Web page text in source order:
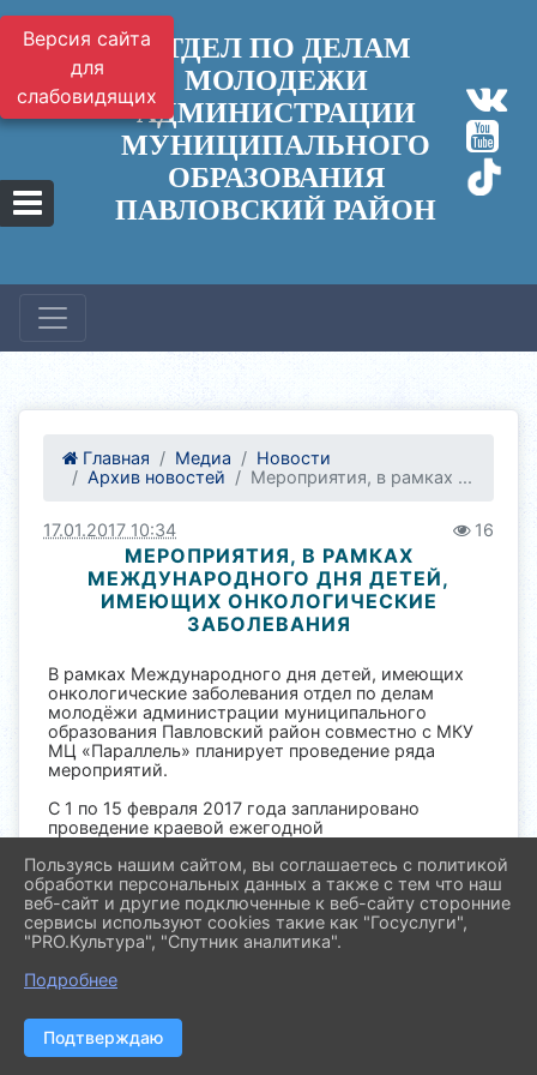
Версия сайта
для
слабовидящих
ОТДЕЛ ПО ДЕЛАМ
МОЛОДЕЖИ
АДМИНИСТРАЦИИ
МУНИЦИПАЛЬНОГО
ОБРАЗОВАНИЯ
ПАВЛОВСКИЙ РАЙОН
Главная Медиа
Новости
Архив новостей
Мероприятия, в рамках ...
17.01.2017 10:34 16
МЕРОПРИЯТИЯ, В РАМКАХ
МЕЖДУНАРОДНОГО ДНЯ ДЕТЕЙ,
ИМЕЮЩИХ ОНКОЛОГИЧЕСКИЕ
ЗАБОЛЕВАНИЯ
В рамках Международного дня детей, имеющих
онкологические заболевания отдел по делам
молодёжи администрации муниципального
образования Павловский район совместно с МКУ
МЦ «Параллель» планирует проведение ряда
мероприятий.
С 1 по 15 февраля 2017 года запланировано
проведение краевой ежегодной
рамках в школах, клубах по месту жительства
добровольцами (волонтёрами) будут проводиться
творческие занятия по изготовлению объёмного
красного сердца-оригами.
местах нашего района будет организован сбор
онкозаболеваниями. Каждый, кто внесёт
денежные средства, получит красное сердце-
оригами, символизирующее жизнь. Собранные
Пользуясь нашим сайтом, вы соглашаетесь с политикой
обработки персональных данных а также с тем что наш
веб-сайт и другие подключенные к веб-сайту сторонние
сервисы используют cookies такие как "Госуслуги",
"PRO.Культура", "Спутник аналитика".
Подробнее
Подтверждаю